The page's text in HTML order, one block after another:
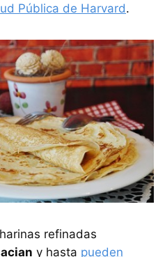
Pública de Harvard.
refinadas
y hasta pueden